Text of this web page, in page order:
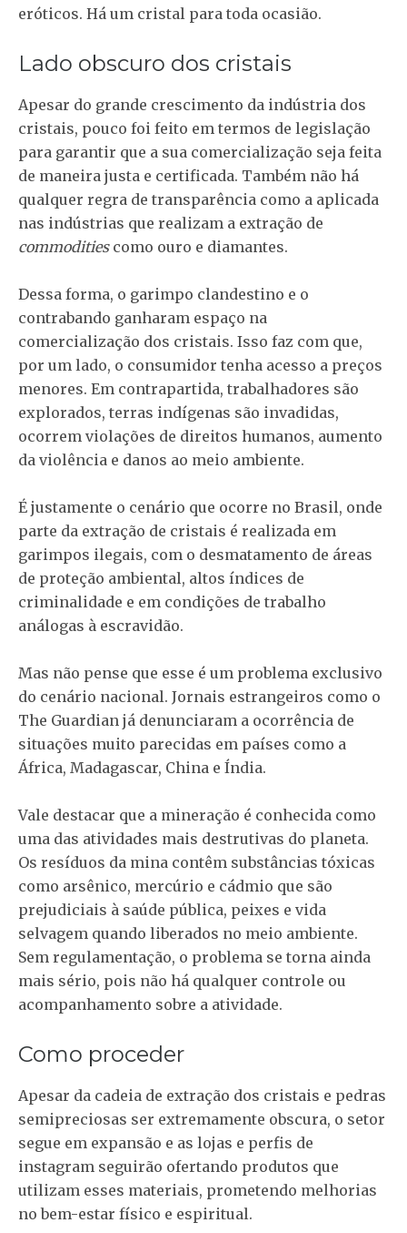
eróticos. Há um cristal para toda ocasião.
Lado obscuro dos cristais
Apesar do grande crescimento da indústria dos
cristais, pouco foi feito em termos de legislação
para garantir que a sua comercialização seja feita
de maneira justa e certificada. Também não há
qualquer regra de transparência como a aplicada
nas indústrias que realizam a extração de
commoditiescomo ouro e diamantes.
Dessa forma, o garimpo clandestino e o
contrabando ganharam espaço na
comercialização dos cristais. Isso faz com que,
por um lado, o consumidor tenha acesso a preços
menores. Em contrapartida, trabalhadores são
explorados, terras indígenas são invadidas,
ocorrem violações de direitos humanos, aumento
da violência e danos ao meio ambiente.
É justamente o cenário que ocorre no Brasil, onde
parte da extração de cristais é realizada em
garimpos ilegais, com o desmatamento de áreas
de proteção ambiental, altos índices de
criminalidade e em condições de trabalho
análogas à escravidão.
Mas não pense que esse é um problema exclusivo
do cenário nacional. Jornais estrangeiros como o
The Guardian já denunciaram a ocorrência de
situações muito parecidas em países como a
África, Madagascar, China e Índia.
Vale destacar que a mineração é conhecida como
uma das atividades mais destrutivas do planeta.
Os resíduos da mina contêm substâncias tóxicas
como arsênico, mercúrio e cádmio que são
prejudiciais à saúde pública, peixes e vida
selvagem quando liberados no meio ambiente.
Sem regulamentação, o problema se torna ainda
mais sério, pois não há qualquer controle ou
acompanhamento sobre a atividade.
Como proceder
Apesar da cadeia de extração dos cristais e pedras
semipreciosas ser extremamente obscura, o setor
segue em expansão e as lojas e perfis de
instagram seguirão ofertando produtos que
utilizam esses materiais, prometendo melhorias
no bem-estar físico e espiritual.